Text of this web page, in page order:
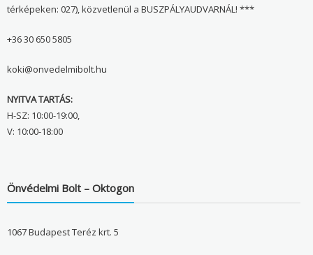
térképeken: 027), közvetlenül a BUSZPÁLYAUDVARNÁL! ***
+36 30 650 5805
koki@onvedelmibolt.hu
NYITVA TARTÁS:
H-SZ: 10:00-19:00,
V: 10:00-18:00
Önvédelmi Bolt – Oktogon
1067 Budapest Teréz krt. 5